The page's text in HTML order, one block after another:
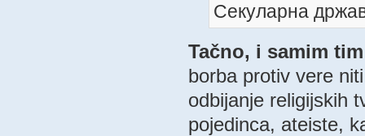
Секуларна
Tačno, i samim
borba protiv vere
odbijanje religijskih
pojedinca, ateiste,